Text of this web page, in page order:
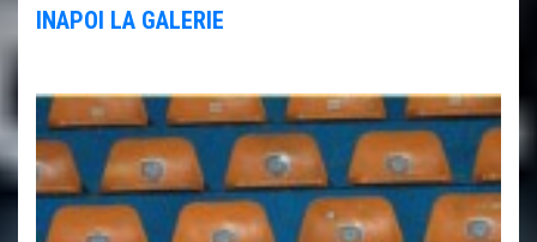
INAPOI LA GALERIE